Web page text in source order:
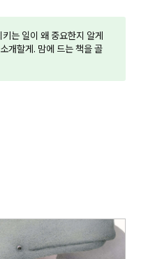
는 일이 왜 중요한지 알게
개할게. 맘에 드는 책을 골